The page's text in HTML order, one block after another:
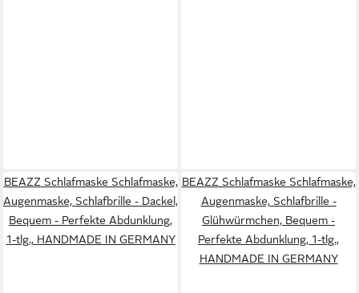
BEAZZ Schlafmaske Schlafmaske,
Augenmaske, Schlafbrille - Dackel,
Bequem - Perfekte Abdunklung,
1-tlg., HANDMADE IN GERMANY
BEAZZ Schlafmaske Schlafmaske,
Augenmaske, Schlafbrille -
Glühwürmchen, Bequem -
Perfekte Abdunklung, 1-tlg.,
HANDMADE IN GERMANY